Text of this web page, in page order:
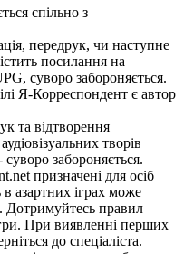
спільно з
передрук, чи наступне
посилання на
суворо забороняється.
Я-Корреспондент є автор
та відтворення
творів
забороняється.
призначені для осіб
азартних іграх може
Дотримуйтесь правил
При виявленні перших
до спеціаліста.